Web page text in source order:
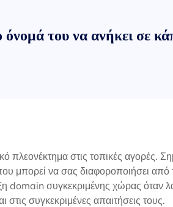
του να ανήκει σε
στις τοπικές αγορές.
μπορεί να σας διαφοροποιήσει
domain συγκεκριμένης χώρας
συγκεκριμένες απαιτήσεις τους.